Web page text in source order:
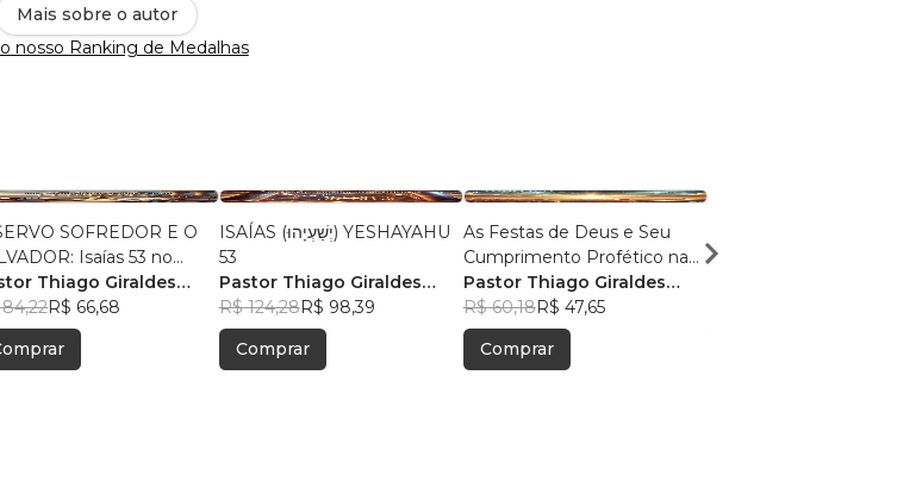
Mais sobre o autor
nosso Ranking de Medalhas
SOFREDOR E O
Isaías 53 no
Testamento
Thiago Giraldes
R$ 66,68
ISAÍAS (יְשַׁעְיָהוּ) YESHAYAHU
53
Pastor Thiago Giraldes
Sanchez
R$ 124,28R$ 98,39
Comprar
As Festas de Deus e Seu
Cumprimento Profético na
Igreja
Pastor Thiago Giraldes
Sanchez
R$ 60,18R$ 47,65
Comprar
Compreensão e